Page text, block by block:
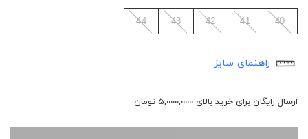
40
41
42
43
44
راهنمای سایز
ارسال رایگان برای خرید بالای 5,000,000 تومان